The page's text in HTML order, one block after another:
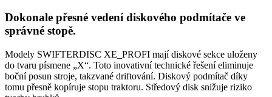
Dokonale přesné vedení diskového podmítače ve
správné stopě.
Modely SWIFTERDISC XE_PROFI mají diskové sekce uloženy
do tvaru písmene „X“. Toto inovativní technické řešení eliminuje
boční posun stroje, takzvané driftování. Diskový podmítač díky
tomu přesně kopíruje stopu traktoru. Středový disk snižuje riziko